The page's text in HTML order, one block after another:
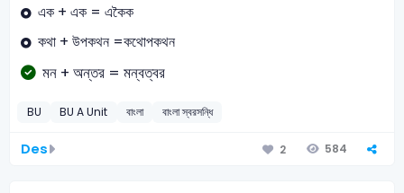
এক + এক = একৈক
কথা + উপকথন =কথোপকথন
মন + অন্তর = মন্বত্বর
BU BU A Unit বাংলা বাংলা স্বরসন্ধি
Des 2 584